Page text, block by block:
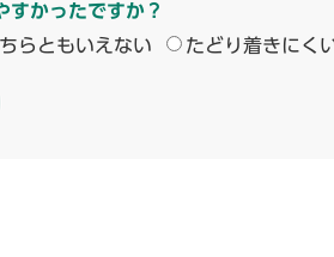
すかったですか？
らともいえない たどり着きにく